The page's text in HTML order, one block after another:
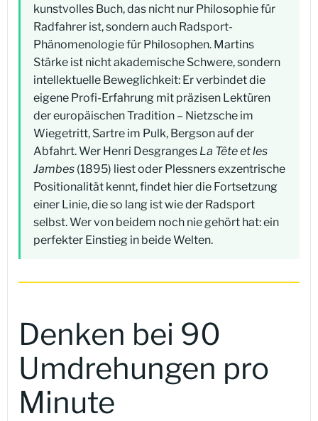
kunstvolles Buch, das nicht nur Philosophie für
Radfahrer ist, sondern auch Radsport-
Phänomenologie für Philosophen. Martins
Stärke ist nicht akademische Schwere, sondern
intellektuelle Beweglichkeit: Er verbindet die
eigene Profi-Erfahrung mit präzisen Lektüren
der europäischen Tradition – Nietzsche im
Wiegetritt, Sartre im Pulk, Bergson auf der
Abfahrt. Wer Henri Desgranges La Tête et les
Jambes (1895) liest oder Plessners exzentrische
Positionalität kennt, findet hier die Fortsetzung
einer Linie, die so lang ist wie der Radsport
selbst. Wer von beidem noch nie gehört hat: ein
perfekter Einstieg in beide Welten.
Denken bei 90
Umdrehungen pro
Minute